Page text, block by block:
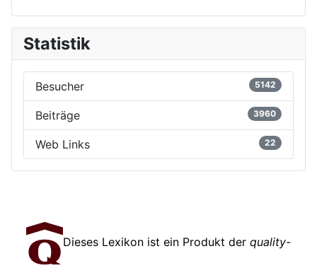
Statistik
Besucher 5142
Beiträge 3960
Web Links 22
Dieses Lexikon ist ein Produkt der quality-